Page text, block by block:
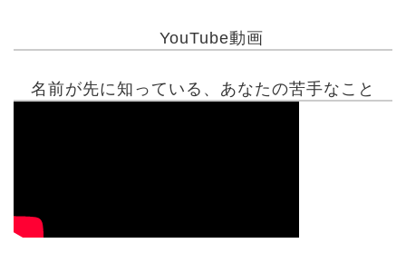
YouTube動画
名前が先に知っている、あなたの苦手なこと